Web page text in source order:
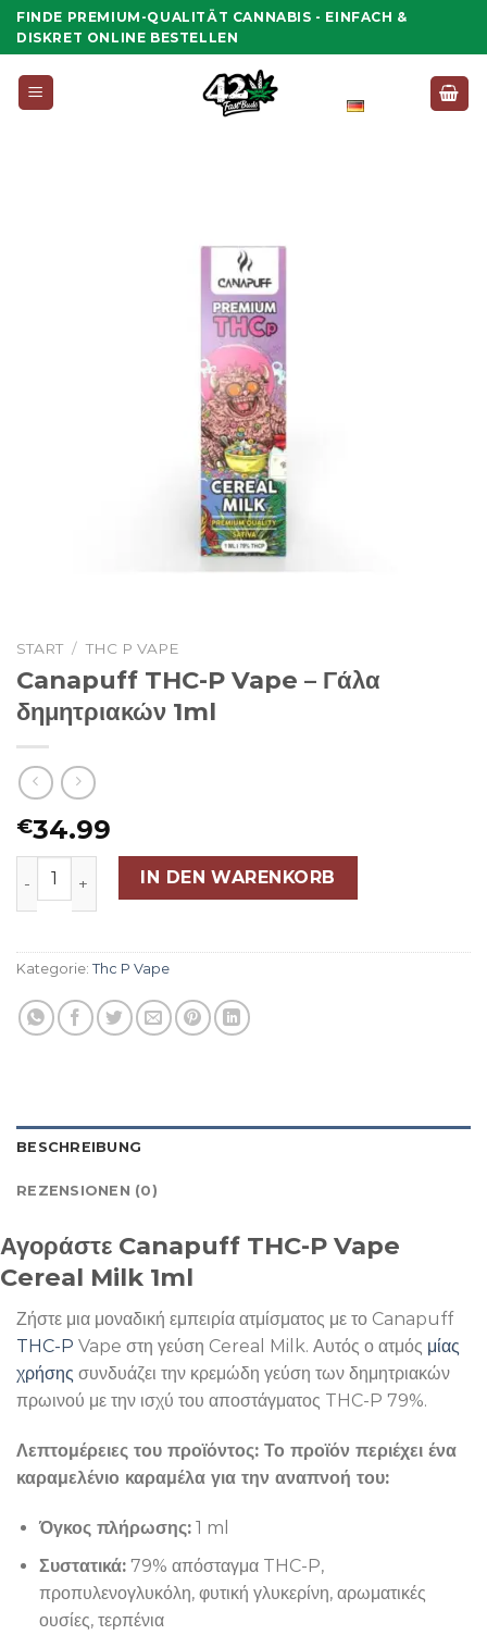
Zum
Inhalt
FINDE PREMIUM-QUALITÄT CANNABIS - EINFACH &
DISKRET ONLINE BESTELLEN
START / THC P VAPE
Canapuff THC-P Vape – Γάλα
δημητριακών 1ml
€34.99
Canapuff THC-P Vape - Γάλα δημητριακών 1ml Menge
IN DEN WARENKORB
Kategorie: Thc P Vape
BESCHREIBUNG
REZENSIONEN (0)
Αγοράστε Canapuff THC-P Vape
Cereal Milk 1ml
Ζήστε μια μοναδική εμπειρία ατμίσματος με το Canapuff
THC-P Vape στη γεύση Cereal Milk. Αυτός ο ατμός μίας
χρήσης συνδυάζει την κρεμώδη γεύση των δημητριακών
πρωινού με την ισχύ του αποστάγματος THC-P 79%.
Λεπτομέρειες του προϊόντος: Το προϊόν περιέχει ένα
καραμελένιο καραμέλα για την αναπνοή του:
Όγκος πλήρωσης:1 ml
Συστατικά:79% απόσταγμα THC-P,
προπυλενογλυκόλη, φυτική γλυκερίνη, αρωματικές
ουσίες, τερπένια